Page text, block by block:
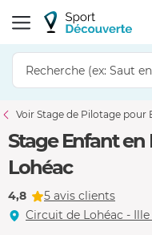
Voir Stage de Pilotage pour
Stage Enfant en
Lohéac
4,8
5 avis clients
Circuit de Lohéac -